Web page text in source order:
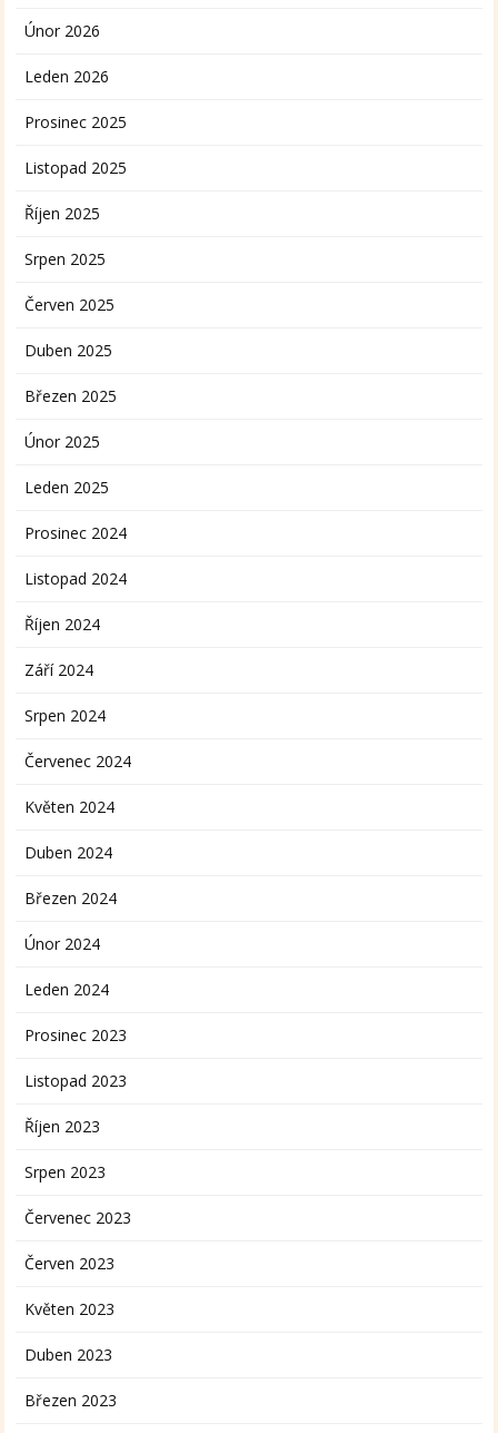
Únor 2026
Leden 2026
Prosinec 2025
Listopad 2025
Říjen 2025
Srpen 2025
Červen 2025
Duben 2025
Březen 2025
Únor 2025
Leden 2025
Prosinec 2024
Listopad 2024
Říjen 2024
Září 2024
Srpen 2024
Červenec 2024
Květen 2024
Duben 2024
Březen 2024
Únor 2024
Leden 2024
Prosinec 2023
Listopad 2023
Říjen 2023
Srpen 2023
Červenec 2023
Červen 2023
Květen 2023
Duben 2023
Březen 2023